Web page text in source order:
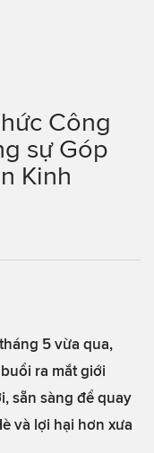
Công
sự Góp
Kinh
5 vừa qua,
ra mắt giới
sẵn sàng để quay
và lợi hại hơn xưa